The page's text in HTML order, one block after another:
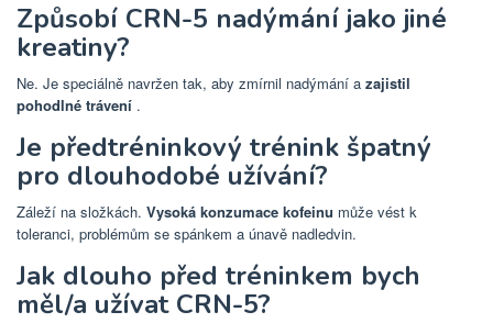
Způsobí CRN-5 nadýmání jako jiné
kreatiny?
Ne. Je speciálně navržen tak, aby zmírnil nadýmání a zajistil
pohodlné trávení .
Je předtréninkový trénink špatný
pro dlouhodobé užívání?
Záleží na složkách. Vysoká konzumace kofeinu může vést k
toleranci, problémům se spánkem a únavě nadledvin.
Jak dlouho před tréninkem bych
měl/a užívat CRN-5?